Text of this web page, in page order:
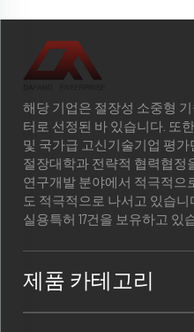
해당 기업은 절장성 소중형 기
터로 선정된 바 있습니다. 또
및 국가급 고신기술기업 평가
절장대학과 전략적 협력협정
연구개발 분야에서 적극적으
도 적극적으로 나서고 있습
실용특허 17건을 보유하고 있
제품 카테고리